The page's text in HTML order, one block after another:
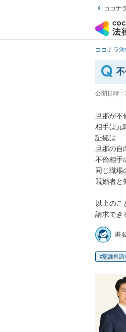
ココナ
ココナラ
公開日時：
旦那が不
相手は元
証拠は
旦那の自
不倫相手
同じ職場
既婚者と
以上のこ
請求でき
匿
慰謝料請